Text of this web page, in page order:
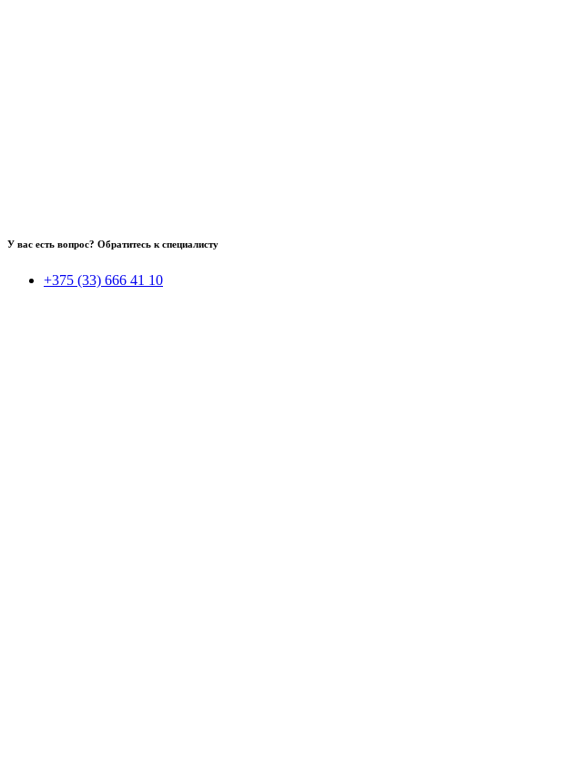
У вас есть вопрос? Обратитесь к специалисту
+375 (33) 666 41 10